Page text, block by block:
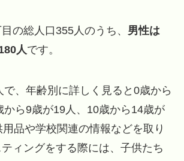
の総人口355人のうち、 男性は
人です。
で、年齢別に詳しく見ると0歳から
から9歳が19人、10歳から14歳が
品や学校関連の情報などを取り
ィングをする際には、子供たち